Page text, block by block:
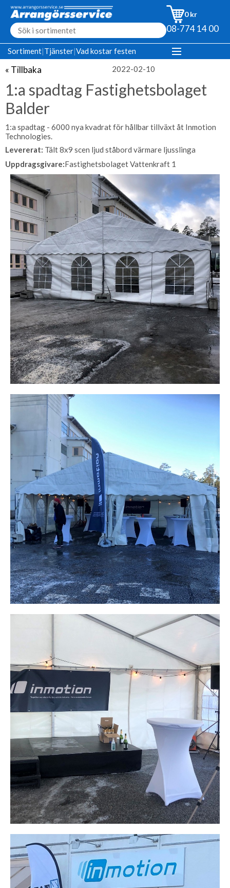
0 kr
08-774 14 00
Sortiment|Tjänster|Vad kostar festen
« Tillbaka 2022-02-10
1:a spadtag Fastighetsbolaget
Balder
1:a spadtag - 6000 nya kvadrat för hållbar tillväxt åt Inmotion
Technologies.
Levererat: Tält 8x9 scen ljud ståbord värmare ljusslinga
Uppdragsgivare:Fastighetsbolaget Vattenkraft 1